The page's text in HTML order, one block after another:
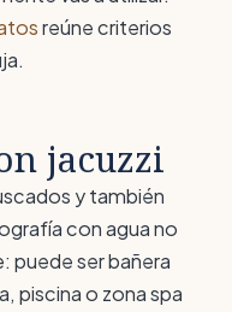
reúne criterios
jacuzzi
y también
con agua no
puede ser bañera
piscina o zona spa